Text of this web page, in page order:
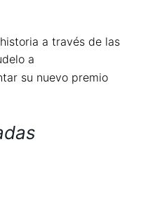
a través de las
a
su nuevo premio